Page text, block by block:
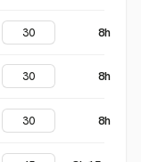
8h
8h
8h